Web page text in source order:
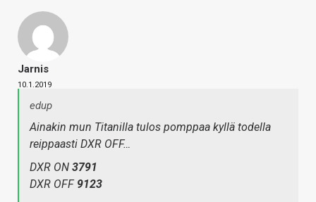
Jarnis
10.1.2019
edup
Ainakin mun Titanilla tulos pomppaa kyllä todella
reippaasti DXR OFF…
DXR ON 3791
DXR OFF 9123